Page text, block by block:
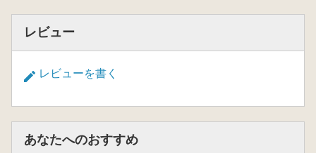
法の領域で築き上げてきた深い造詣と体系的な
成者として、中国書法学科の構築と理論体系の
書中には『書理求真』『書理溯源』など書法
『書法美辨析』など美学体系を構築する研究、
レビュー
レビューを書く
あなたへのおすすめ